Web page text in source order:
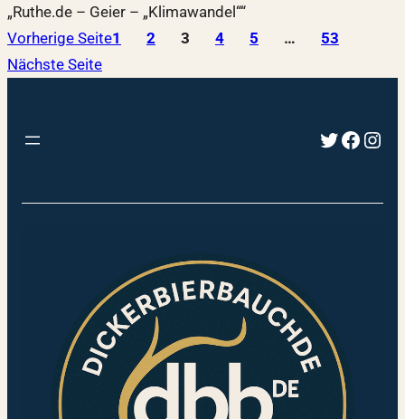
„Ruthe.de – Geier – „Klimawandel““
Vorherige Seite1 2 3 4 5 …
53
Nächste Seite
Twitter